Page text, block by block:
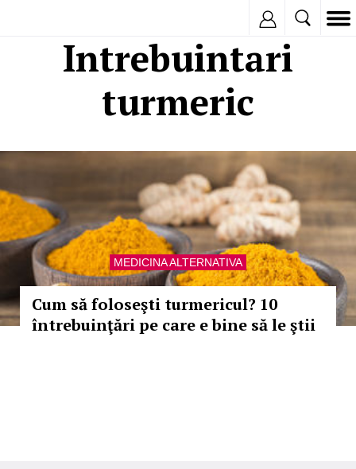
Intrebuintari
turmeric
MEDICINA ALTERNATIVA
Cum să foloseşti turmericul? 10
întrebuinţări pe care e bine să le ştii